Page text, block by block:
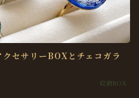
セサリーBOXとチェコガラ
収納BOX